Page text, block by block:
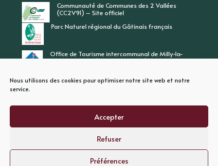
Nous utilisons des cookies pour optimiser notre site web et notre
service.
Accepter
Refuser
Préférences
Communauté de Communes des 2 Vallées
(CC2V91) – Site officiel
Parc Naturel régional du Gâtinais français
Office de Tourisme intercommunal de Milly-la-
Forêt, Vallée de l’Ecole, Vallée de l’Essonne
MENTIONS LEGALES
POLITIQUE DE CONFIDENTIALITE